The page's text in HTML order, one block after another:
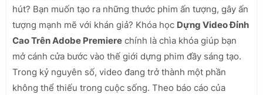
hút? Bạn muốn tạo ra những thước phim ấn tượng, gây ấn
tượng mạnh mẽ với khán giả? Khóa học Dựng Video Đỉnh
Cao Trên Adobe Premiere chính là chìa khóa giúp bạn
mở cánh cửa bước vào thế giới dựng phim đầy sáng tạo.
Trong kỷ nguyên số, video đang trở thành một phần
không thể thiếu trong cuộc sống. Theo báo cáo của